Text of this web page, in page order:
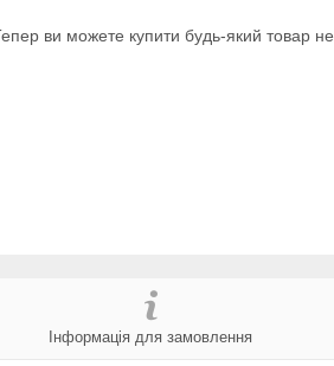
ви можете купити будь-який товар не
Інформація для замовлення